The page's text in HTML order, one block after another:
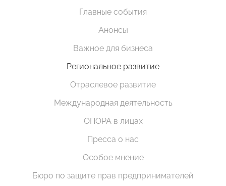
Главные события
Анонсы
Важное для бизнеса
Региональное развитие
Отраслевое развитие
Международная деятельность
ОПОРА в лицах
Пресса о нас
Особое мнение
Бюро по защите прав предпринимателей